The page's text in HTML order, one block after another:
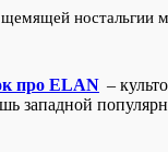
ностальгии
про ELAN –
западной